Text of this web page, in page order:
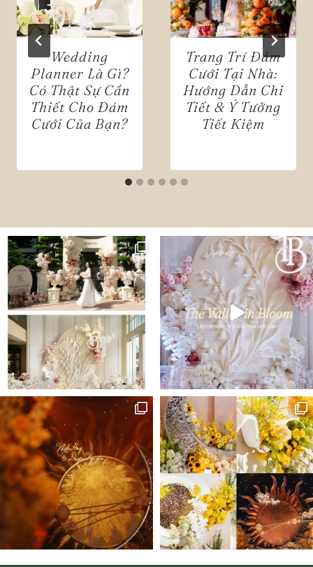
Wedding
Planner Là Gì?
Có Thật Sự Cần
Thiết Cho Đám
Cưới Của Bạn?
Trang Trí Đám
Cưới Tại Nhà:
Hướng Dẫn Chi
Tiết & Ý Tưởng
Tiết Kiệm